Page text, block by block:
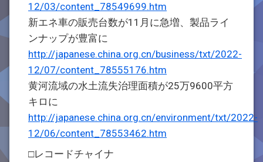
12/03/content_78549699.htm
新エネ車の販売台数が11月に急増、製品ライ
ンナップが豊富に
http://japanese.china.org.cn/business/txt/2022-
12/07/content_78555176.htm
黄河流域の水土流失治理面積が25万9600平方
キロに
http://japanese.china.org.cn/environment/txt/2022-
12/06/content_78553462.htm
□レコードチャイナ